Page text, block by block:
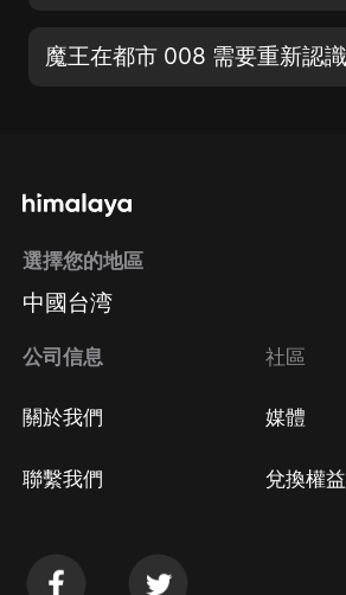
選擇您的地區
中國台湾
公司信息
關於我們
聯繫我們
社區
媒體
兌換權益